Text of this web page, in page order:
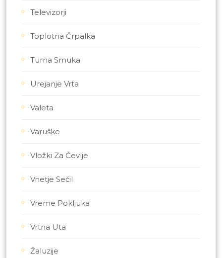
Televizorji
Toplotna Črpalka
Turna Smuka
Urejanje Vrta
Valeta
Varuške
Vložki Za Čevlje
Vnetje Sečil
Vreme Pokljuka
Vrtna Uta
Žaluzije